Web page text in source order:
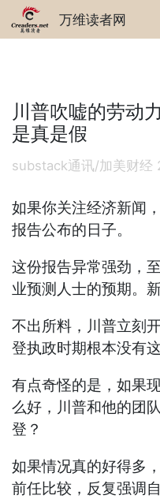
万维读者网
川普吹嘘的劳动
是真是假
substack通讯/加美财经
如果你关注经济新闻
报告公布的日子。
这份报告异常强劲，
业预测人士的预期。
不出所料，川普立刻
登执政时期根本没有
有点奇怪的是，如果
么好，川普和他的团
登？
如果情况真的好得多
前任比较，反复强调